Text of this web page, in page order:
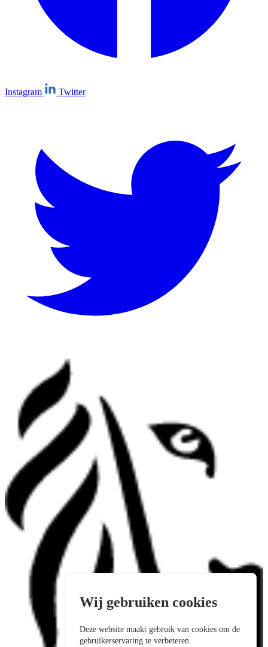
Instagram Twitter
Wij gebruiken cookies
Deze website maakt gebruik van cookies om de
gebruikerservaring te verbeteren.